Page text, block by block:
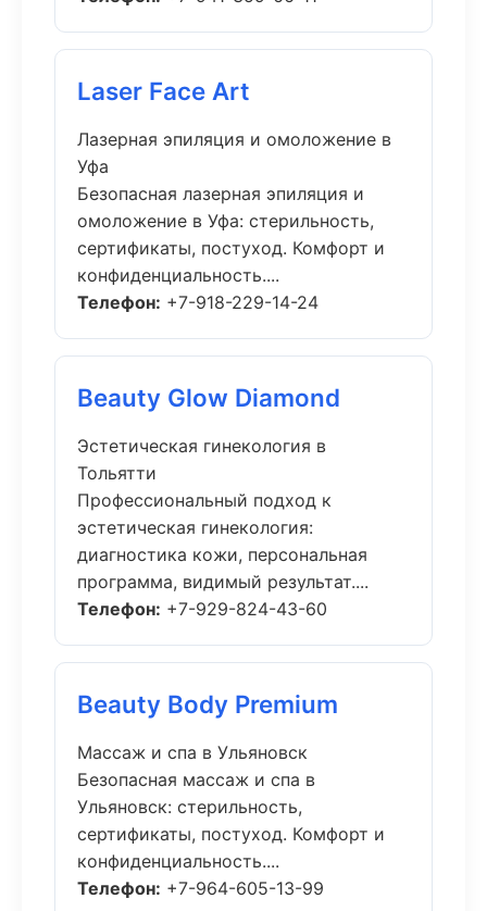
Laser Face Art
Лазерная эпиляция и омоложение в
Уфа
Безопасная лазерная эпиляция и
омоложение в Уфа: стерильность,
сертификаты, постуход. Комфорт и
конфиденциальность....
Телефон: +7-918-229-14-24
Beauty Glow Diamond
Эстетическая гинекология в
Тольятти
Профессиональный подход к
эстетическая гинекология:
диагностика кожи, персональная
программа, видимый результат....
Телефон: +7-929-824-43-60
Beauty Body Premium
Массаж и спа в Ульяновск
Безопасная массаж и спа в
Ульяновск: стерильность,
сертификаты, постуход. Комфорт и
конфиденциальность....
Телефон: +7-964-605-13-99